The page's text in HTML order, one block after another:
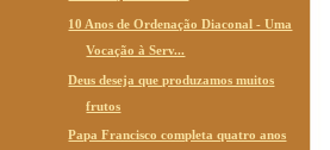
10 Anos de Ordenação Diaconal - Uma
Vocação à Serv...
Deus deseja que produzamos muitos
frutos
Papa Francisco completa quatro anos